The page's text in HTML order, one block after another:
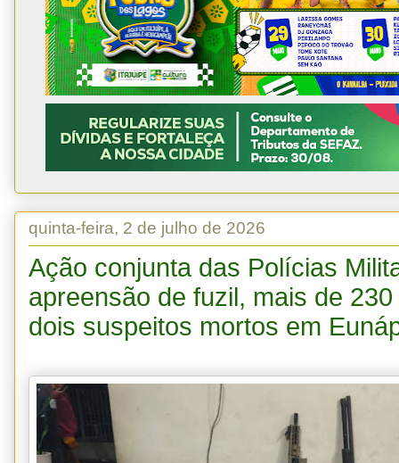
quinta-feira, 2 de julho de 2026
Ação conjunta das Polícias
apreensão de fuzil, mais de
dois suspeitos mortos em